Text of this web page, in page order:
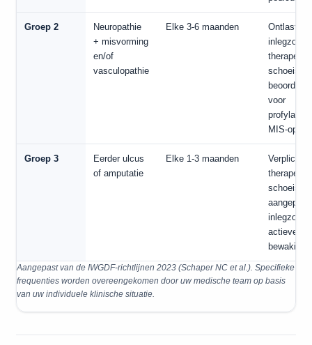
Groep 2
Neuropathie
+ misvorming
en/of
vasculopathie
Elke 3-6 maanden
inlegzool,
schoeisel,
voor
MIS-
Groep 3
Eerder ulcus
of amputatie
Elke 1-3 maanden
Verplicht
schoeisel,
inlegzool,
actieve
bewaking
Aangepast van de IWGDF-richtlijnen 2023 (Schaper NC et al.). Specifieke
frequenties worden overeengekomen door uw medische team op basis
van uw individuele klinische situatie.